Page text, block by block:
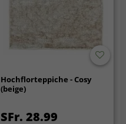
Hochflorteppiche - Cosy
(beige)
SFr. 28.99